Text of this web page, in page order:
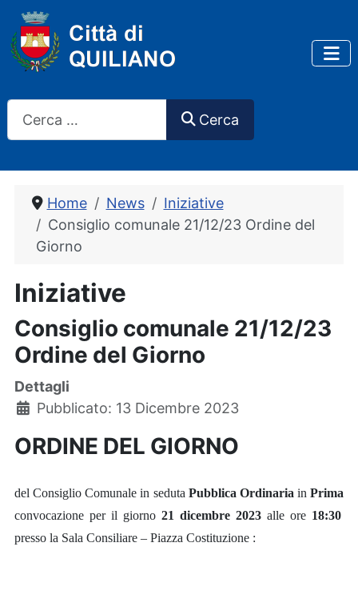
Cerca
Home News
Iniziative
Consiglio comunale 21/12/23 Ordine del
Giorno
Iniziative
Consiglio comunale 21/12/23
Ordine del Giorno
Dettagli
Pubblicato: 13 Dicembre 2023
ORDINE DEL GIORNO
del Consiglio Comunale in seduta Pubblica Ordinaria in Prima
convocazione per il giorno 21 dicembre 2023 alle ore 18:30
presso la Sala Consiliare – Piazza Costituzione :